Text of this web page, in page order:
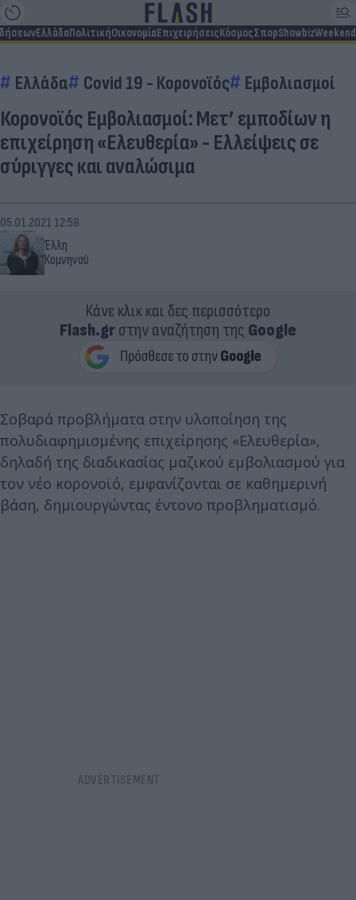
ΕλλάδαΠολιτικήΟικονομίαΕπιχειρήσειςΚόσμοςΣπορShowbizWeekend
Ελλάδα Covid 19 - Κορονοϊός Εμβολιασμοί
Κορονοϊός Εμβολιασμοί: Μετ’ εμποδίων η
επιχείρηση «Ελευθερία» - Ελλείψεις σε
σύριγγες και αναλώσιμα
Έλλη
Κομνηνού
05.01.2021 12:59
Κάνε κλικ και δες περισσότερο
Flash.grστην αναζήτηση της Google
Σοβαρά προβλήματα στην υλοποίηση της
πολυδιαφημισμένης επιχείρησης «Ελευθερία»,
δηλαδή της διαδικασίας μαζικού εμβολιασμού για
τον νέο κορονοϊό, εμφανίζονται σε καθημερινή
βάση, δημιουργώντας έντονο προβληματισμό.